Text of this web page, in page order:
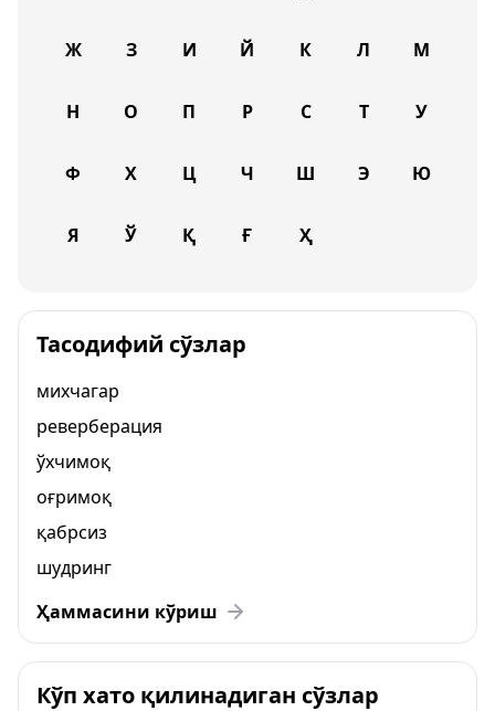
Ж З И Й К Л М
Н О П Р С Т У
Ф Х Ц Ч Ш Э Ю
Я Ў Қ Ғ Ҳ
Тасодифий сўзлар
михчагар
реверберация
ўхчимоқ
оғримоқ
қабрсиз
шудринг
Ҳаммасини кўриш
Кўп хато қилинадиган сўзлар